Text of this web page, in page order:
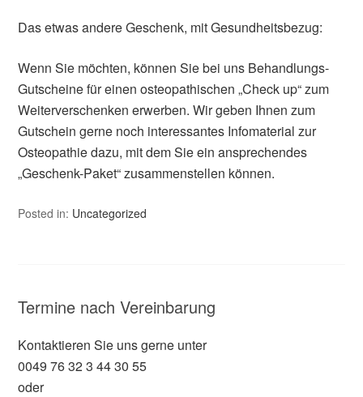
Das etwas andere Geschenk, mit Gesundheitsbezug:
Wenn Sie möchten, können Sie bei uns Behandlungs-
Gutscheine für einen osteopathischen „Check up“ zum
Weiterverschenken erwerben. Wir geben Ihnen zum
Gutschein gerne noch interessantes Infomaterial zur
Osteopathie dazu, mit dem Sie ein ansprechendes
„Geschenk-Paket“ zusammenstellen können.
Posted in: Uncategorized
Termine nach Vereinbarung
Kontaktieren Sie uns gerne unter
0049 76 32 3 44 30 55
oder